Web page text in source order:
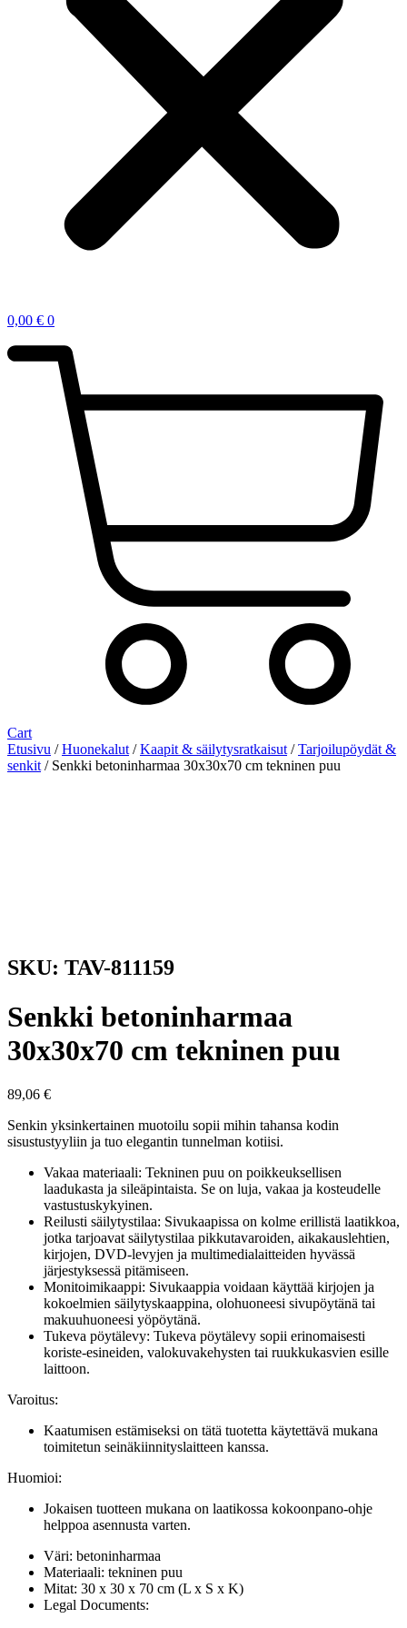
0,00 € 0
Cart
Etusivu /Huonekalut /Kaapit & säilytysratkaisut /Tarjoilupöydät &
senkit / Senkki betoninharmaa 30x30x70 cm tekninen puu
SKU: TAV-811159
Senkki betoninharmaa
30x30x70 cm tekninen puu
89,06 €
Senkin yksinkertainen muotoilu sopii mihin tahansa kodin
sisustustyyliin ja tuo elegantin tunnelman kotiisi.
Vakaa materiaali: Tekninen puu on poikkeuksellisen
laadukasta ja sileäpintaista. Se on luja, vakaa ja kosteudelle
vastustuskykyinen.
Reilusti säilytystilaa: Sivukaapissa on kolme erillistä laatikkoa,
jotka tarjoavat säilytystilaa pikkutavaroiden, aikakauslehtien,
kirjojen, DVD-levyjen ja multimedialaitteiden hyvässä
järjestyksessä pitämiseen.
Monitoimikaappi: Sivukaappia voidaan käyttää kirjojen ja
kokoelmien säilytyskaappina, olohuoneesi sivupöytänä tai
makuuhuoneesi yöpöytänä.
Tukeva pöytälevy: Tukeva pöytälevy sopii erinomaisesti
koriste-esineiden, valokuvakehysten tai ruukkukasvien esille
laittoon.
Varoitus:
Kaatumisen estämiseksi on tätä tuotetta käytettävä mukana
toimitetun seinäkiinnityslaitteen kanssa.
Huomioi:
Jokaisen tuotteen mukana on laatikossa kokoonpano-ohje
helppoa asennusta varten.
Väri: betoninharmaa
Materiaali: tekninen puu
Mitat: 30 x 30 x 70 cm (L x S x K)
Legal Documents: